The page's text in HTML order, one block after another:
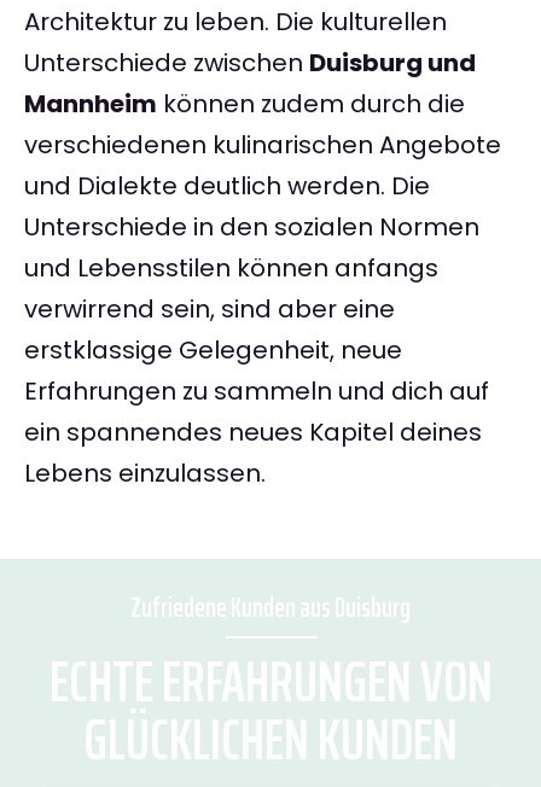
Architektur zu leben. Die kulturellen
Unterschiede zwischen Duisburg und
Mannheim können zudem durch die
verschiedenen kulinarischen Angebote
und Dialekte deutlich werden. Die
Unterschiede in den sozialen Normen
und Lebensstilen können anfangs
verwirrend sein, sind aber eine
erstklassige Gelegenheit, neue
Erfahrungen zu sammeln und dich auf
ein spannendes neues Kapitel deines
Lebens einzulassen.
Zufriedene Kunden aus Duisburg
ECHTE ERFAHRUNGEN VON
GLÜCKLICHEN KUNDEN